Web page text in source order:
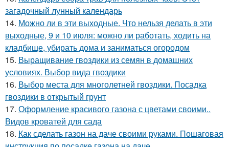
загадочный лунный календарь
14. Можно ли в эти выходные. Что нельзя делать в эти
выходные, 9 и 10 июля: можно ли работать, ходить на
кладбище, убирать дома и заниматься огородом
15. Выращивание гвоздики из семян в домашних
условиях. Выбор вида гвоздики
16. Выбор места для многолетней гвоздики. Посадка
гвоздики в открытый грунт
17. Оформление красивого газона с цветами своими..
Видов кроватей для сада
18. Как сделать газон на даче своими руками. Пошаговая